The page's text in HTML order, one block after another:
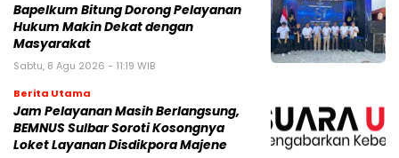
Bapelkum Bitung Dorong Pelayanan
Hukum Makin Dekat dengan
Masyarakat
Sabtu, 8 Agu 2026 - 11:19 WIB
Berita Utama
Jam Pelayanan Masih Berlangsung,
BEMNUS Sulbar Soroti Kosongnya
Loket Layanan Disdikpora Majene